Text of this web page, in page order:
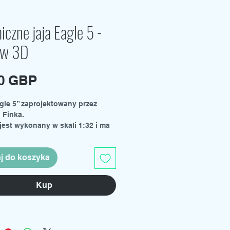
jaja Eagle 5 -
3D
GBPCena
5” zaprojektowany przez
Finka.
wykonany w skali 1:32 i ma
znajdują się również pełne
i arkusz naklejek do
internetowej można również
wydrukowane naklejki i
do koszyka
Kup